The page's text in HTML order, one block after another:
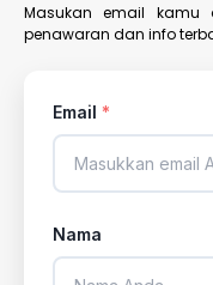
Masukan email
penawaran dan info
Email *
Nama